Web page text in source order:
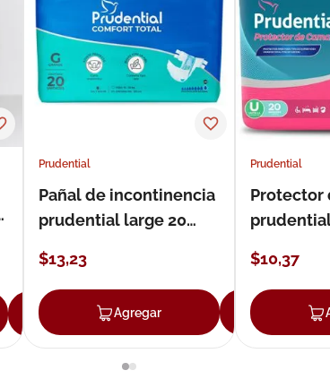
Agregar
Prudential
Pañal de incontinencia
prudential large 20
$13,23
Agregar
Prudential
Protector
$10,37